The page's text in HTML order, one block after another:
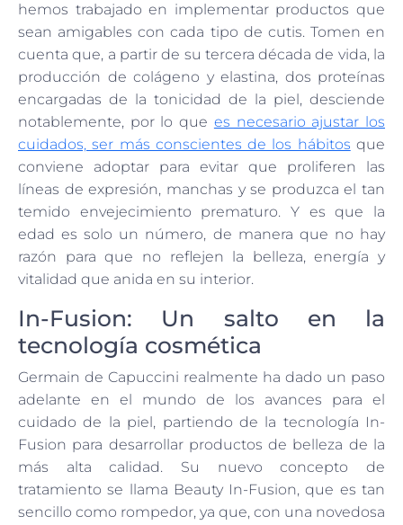
hemos trabajado en implementar productos que
sean amigables con cada tipo de cutis. Tomen en
cuenta que, a partir de su tercera década de vida, la
producción de colágeno y elastina, dos proteínas
encargadas de la tonicidad de la piel, desciende
notablemente, por lo que es necesario ajustar los
cuidados, ser más conscientes de los hábitos que
conviene adoptar para evitar que proliferen las
líneas de expresión, manchas y se produzca el tan
temido envejecimiento prematuro. Y es que la
edad es solo un número, de manera que no hay
razón para que no reflejen la belleza, energía y
vitalidad que anida en su interior.
In-Fusion: Un salto en la
tecnología cosmética
Germain de Capuccini realmente ha dado un paso
adelante en el mundo de los avances para el
cuidado de la piel, partiendo de la tecnología In-
Fusion para desarrollar productos de belleza de la
más alta calidad. Su nuevo concepto de
tratamiento se llama Beauty In-Fusion, que es tan
sencillo como rompedor, ya que, con una novedosa